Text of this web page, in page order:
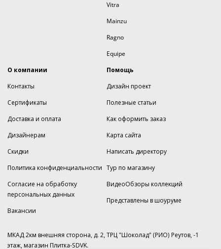
Vitra
Mainzu
Ragno
Equipe
О компании
Контакты
Сертификаты
Доставка и оплата
Дизайнерам
Скидки
Политика конфиденциальности
Согласие на обработку
персональных данных
Вакансии
Помощь
Дизайн проект
Полезные статьи
Как оформить заказ
Карта сайта
Написать директору
Тур по магазину
ВидеоОбзоры коллекций
Представлены в шоуруме
МКАД 2км внешняя сторона, д. 2, ТРЦ "Шоколад" (РИО) Реутов, -1
этаж, магазин Плитка-SDVK.